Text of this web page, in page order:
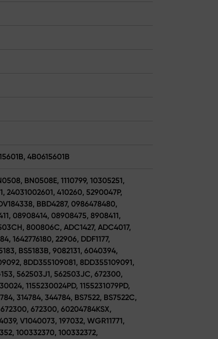
4B0615601B
BN0508E, 1110799, 10305251,
24031002601, 410260, 5290047P,
BBD4287, 0986478480,
08908414, 08908475, 8908411,
800806C, ADC1427, ADC4017,
1642776180, 22906, DDF1177,
BS5183B, 9082131, 6040394,
8DD355109081, 8DD355109091,
562503J1, 562503JC, 672300,
1155230024PD, 1155231079PD,
314784, 344784, BS7522, BS7522C,
672300, 60204784KSX,
V1040073, 197032, WGR11771,
100332370, 100332372,